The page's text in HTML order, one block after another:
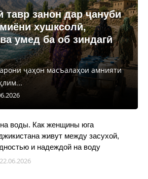
тавр занон дар ҷануби
хушксолӣ,
умед ба об зиндагӣ
ҷаҳон масъалаҳои амнияти
воды. Как женщины юга
живут между засухой,
и надеждой на воду
22.06.2026